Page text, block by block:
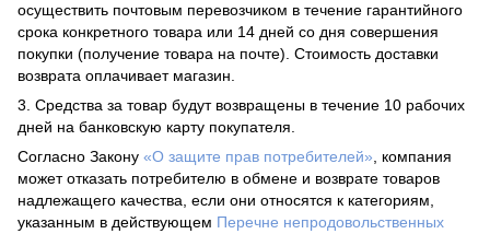
осуществить почтовым перевозчиком в течение гарантийного
срока конкретного товара или 14 дней со дня совершения
покупки (получение товара на почте). Стоимость доставки
возврата оплачивает магазин.
3. Средства за товар будут возвращены в течение 10 рабочих
дней на банковскую карту покупателя.
Согласно Закону «О защите прав потребителей», компания
может отказать потребителю в обмене и возврате товаров
надлежащего качества, если они относятся к категориям,
указанным в действующем Перечне непродовольственных